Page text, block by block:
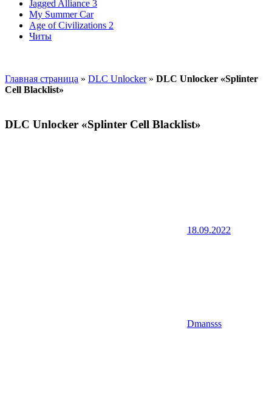
Jagged Alliance 3
My Summer Car
Age of Civilizations 2
Читы
Главная страница » DLC Unlocker» DLC Unlocker «Splinter
Cell Blacklist»
DLC Unlocker «Splinter Cell Blacklist»
18.09.2022
Dmansss